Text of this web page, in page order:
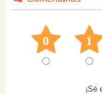
0 1
¡Sé